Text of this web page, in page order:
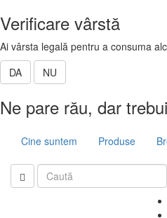
Verificare vârstă
Ai vârsta legală pentru a consuma
DA
NU
Ne pare rău, dar
Cine suntem Produse